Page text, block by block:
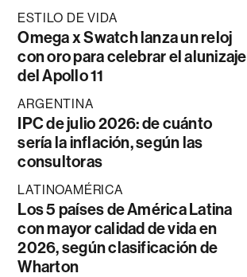
ESTILO DE VIDA
Omega x Swatch lanza un reloj
con oro para celebrar el alunizaje
del Apollo 11
ARGENTINA
IPC de julio 2026: de cuánto
sería la inflación, según las
consultoras
LATINOAMÉRICA
Los 5 países de América Latina
con mayor calidad de vida en
2026, según clasificación de
Wharton